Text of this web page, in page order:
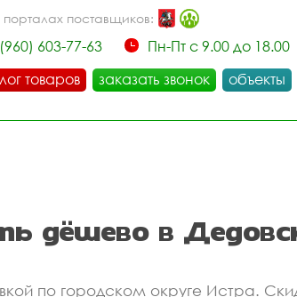
поставщиков:
603-77-63
Пн-Пт с 9.00 до 18.00
товаров
заказать звонок объекты
дёшево в
по городском округе Истра.